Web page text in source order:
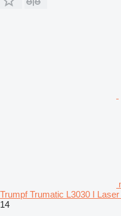
Trumpf Trumatic L3030 I
14